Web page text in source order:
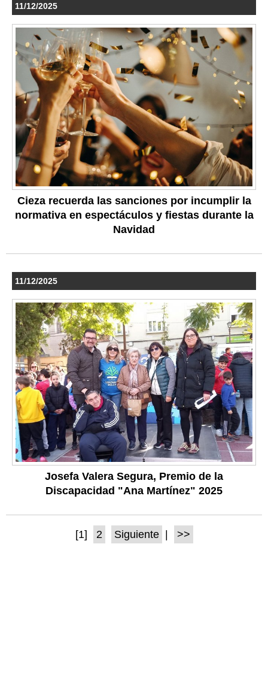
11/12/2025
Cieza recuerda las sanciones por incumplir la
normativa en espectáculos y fiestas durante la
Navidad
11/12/2025
Josefa Valera Segura, Premio de la
Discapacidad "Ana Martínez" 2025
[1] 2 Siguiente >>